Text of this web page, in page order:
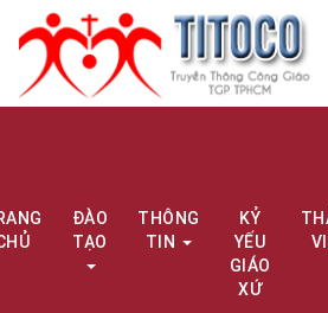
ĐÀO
TẠO
THÔNG
TIN
KỶ
YẾU
GIÁO
XỨ